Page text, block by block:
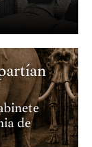
de